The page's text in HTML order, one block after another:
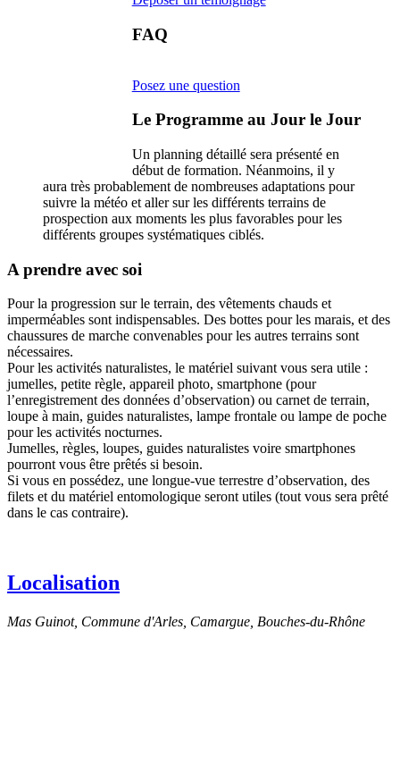
FAQ
Posez une question
Le Programme au Jour le Jour
Un planning détaillé sera présenté en
début de formation. Néanmoins, il y
aura très probablement de nombreuses adaptations pour
suivre la météo et aller sur les différents terrains de
prospection aux moments les plus favorables pour les
différents groupes systématiques ciblés.
A prendre avec soi
Pour la progression sur le terrain, des vêtements chauds et
imperméables sont indispensables. Des bottes pour les marais, et des
chaussures de marche convenables pour les autres terrains sont
nécessaires.
Pour les activités naturalistes, le matériel suivant vous sera utile :
jumelles, petite règle, appareil photo, smartphone (pour
l’enregistrement des données d’observation) ou carnet de terrain,
loupe à main, guides naturalistes, lampe frontale ou lampe de poche
pour les activités nocturnes.
Jumelles, règles, loupes, guides naturalistes voire smartphones
pourront vous être prêtés si besoin.
Si vous en possédez, une longue-vue terrestre d’observation, des
filets et du matériel entomologique seront utiles (tout vous sera prêté
dans le cas contraire).
Localisation
Mas Guinot, Commune d'Arles, Camargue, Bouches-du-Rhône